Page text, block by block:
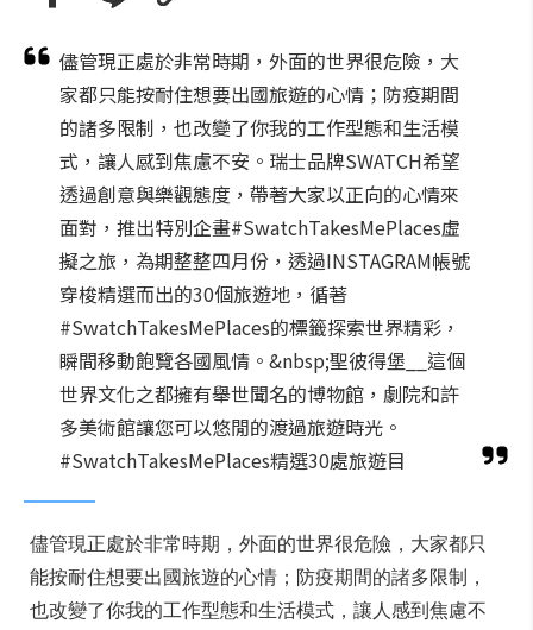
儘管現正處於非常時期，外面的世界很危險，大
家都只能按耐住想要出國旅遊的心情；防疫期間
的諸多限制，也改變了你我的工作型態和生活模
式，讓人感到焦慮不安。瑞士品牌SWATCH希望
透過創意與樂觀態度，帶著大家以正向的心情來
面對，推出特別企畫#SwatchTakesMePlaces虛
擬之旅，為期整整四月份，透過INSTAGRAM帳號
穿梭精選而出的30個旅遊地，循著
#SwatchTakesMePlaces的標籤探索世界精彩，
瞬間移動飽覽各國風情。&nbsp;聖彼得堡__這個
世界文化之都擁有舉世聞名的博物館，劇院和許
多美術館讓您可以悠閒的渡過旅遊時光。
#SwatchTakesMePlaces精選30處旅遊目
儘管現正處於非常時期，外面的世界很危險，大家都只
能按耐住想要出國旅遊的心情；防疫期間的諸多限制，
也改變了你我的工作型態和生活模式，讓人感到焦慮不